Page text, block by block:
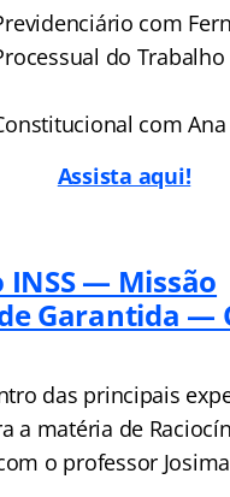
com
do
com
Assista aqui!
INSS — Missão
Garantida —
das principais
a matéria de
o professor